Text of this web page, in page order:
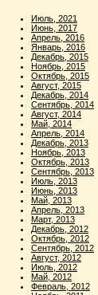
Июль, 2021
Июнь, 2017
Апрель, 2016
Январь, 2016
Декабрь, 2015
Ноябрь, 2015
Октябрь, 2015
Август, 2015
Декабрь, 2014
Сентябрь, 2014
Август, 2014
Май, 2014
Апрель, 2014
Декабрь, 2013
Ноябрь, 2013
Октябрь, 2013
Сентябрь, 2013
Июль, 2013
Июнь, 2013
Май, 2013
Апрель, 2013
Март, 2013
Декабрь, 2012
Октябрь, 2012
Сентябрь, 2012
Август, 2012
Июль, 2012
Май, 2012
Февраль, 2012